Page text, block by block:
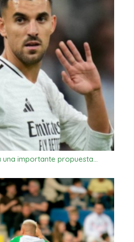
una importante propuesta…